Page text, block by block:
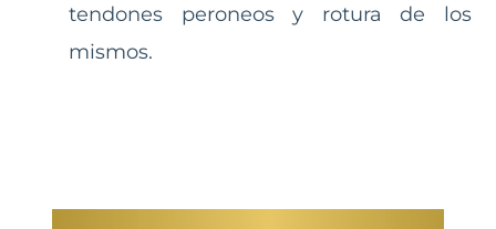
tendones peroneos y rotura de los
mismos.